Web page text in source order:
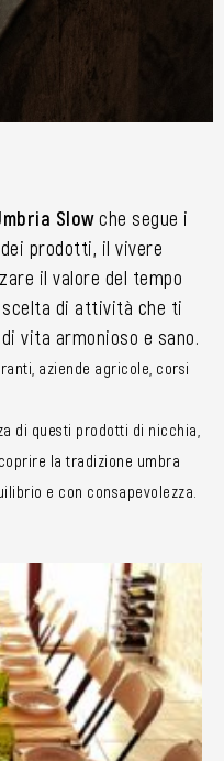
Slowche segue i
prodotti, il vivere
il valore del tempo
scelta di attività che ti
vita armonioso e sano.
aziende agricole, corsi
di questi prodotti di nicchia,
la tradizione umbra
e con consapevolezza.